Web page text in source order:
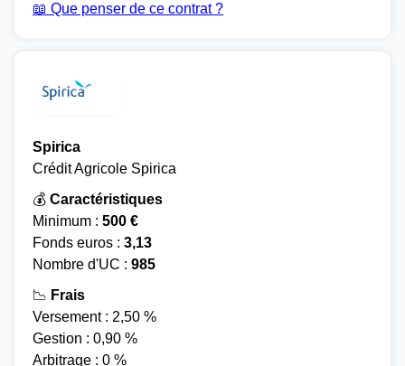
📖 Que penser de ce contrat ?
Spirica
Crédit Agricole Spirica
💰 Caractéristiques
Minimum : 500 €
Fonds euros : 3,13
Nombre d'UC : 985
📉 Frais
Versement : 2,50 %
Gestion : 0,90 %
Arbitrage : 0 %